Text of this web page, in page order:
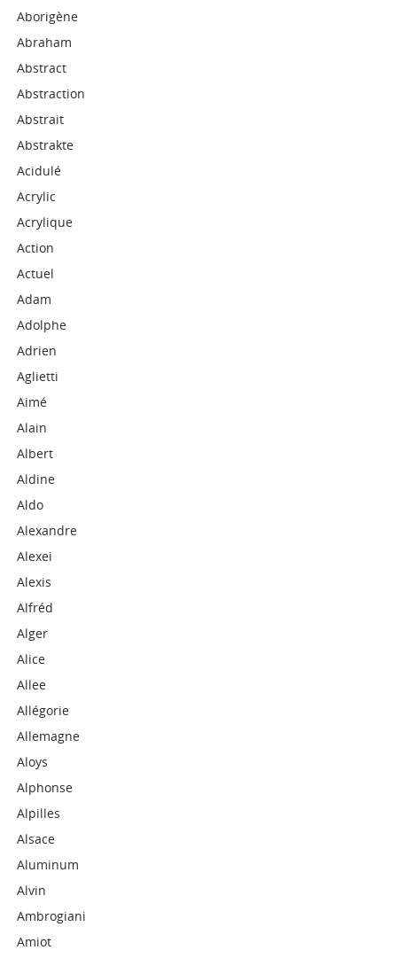
Aborigène
Abraham
Abstract
Abstraction
Abstrait
Abstrakte
Acidulé
Acrylic
Acrylique
Action
Actuel
Adam
Adolphe
Adrien
Aglietti
Aimé
Alain
Albert
Aldine
Aldo
Alexandre
Alexei
Alexis
Alfréd
Alger
Alice
Allee
Allégorie
Allemagne
Aloys
Alphonse
Alpilles
Alsace
Aluminum
Alvin
Ambrogiani
Amiot